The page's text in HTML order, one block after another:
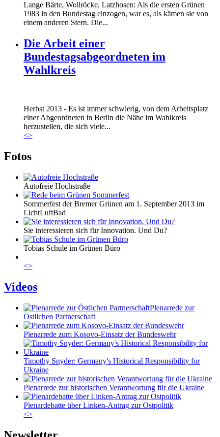
Lange Bärte, Wollröcke, Latzhosen: Als die ersten Grünen
1983 in den Bundestag einzogen, war es, als kämen sie von
einem anderen Stern. Die...
Die Arbeit einer
Bundestagsabgeordneten im
Wahlkreis
Marie_und_Wahlkreis.jpg
Marie_und_Wahlkreis.jpg
Herbst 2013 - Es ist immer schwierig, von dem Arbeitsplatz
einer Abgeordneten in Berlin die Nähe im Wahlkreis
herzustellen, die sich viele...
<>
Fotos
Autofreie Hochstraße
Sommerfest der Bremer Grünen am 1. September 2013 im
LichtLuftBad
Sie interessieren sich für Innovation. Und Du?
Tobias Schule im Grünen Büro
<>
Videos
Plenarrede zur
Östlichen Partnerschaft
Plenarrede zum Kosovo-Einsatz der Bundeswehr
Timothy Snyder: Germany's Historical Responsibility for
Ukraine
Plenarrede zur historischen Verantwortung für die Ukraine
Plenardebatte über Linken-Antrag zur Ostpolitik
<>